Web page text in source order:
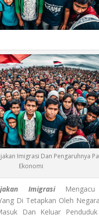
Imigrasi Dan Pengaruhnya
Ekonomi
ImigrasiMengacu
Di Tetapkan Oleh
Dan Keluar Penduduk